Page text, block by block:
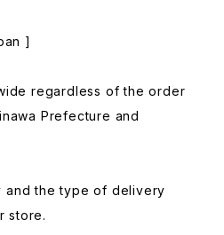
]
regardless of the order
Prefecture and
and the type of delivery
store.